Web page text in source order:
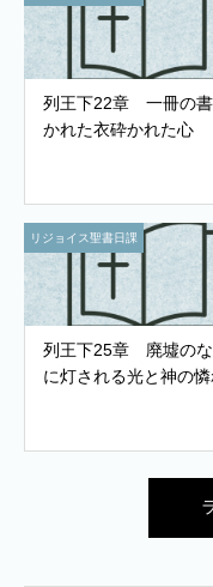
列王下22章 一冊の
かれた衣砕かれた心
リジョイス聖書日課
列王下25章 廃墟の
に灯される光と神の